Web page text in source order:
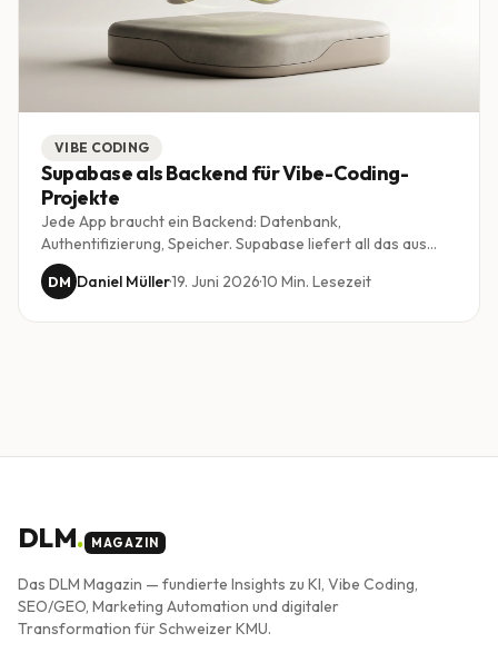
VIBE CODING
Supabase als Backend für Vibe-Coding-
Projekte
Jede App braucht ein Backend: Datenbank,
Authentifizierung, Speicher. Supabase liefert all das aus
einer Hand und harmoniert besonders gut mit KI-
gestütztem Vibe Coding. Wir zeigen, warum es zum
DM Daniel Müller·19. Juni 2026·10 Min. Lesezeit
DLM. MAGAZIN
Das DLM Magazin — fundierte Insights zu KI, Vibe Coding,
SEO/GEO, Marketing Automation und digitaler
Transformation für Schweizer KMU.